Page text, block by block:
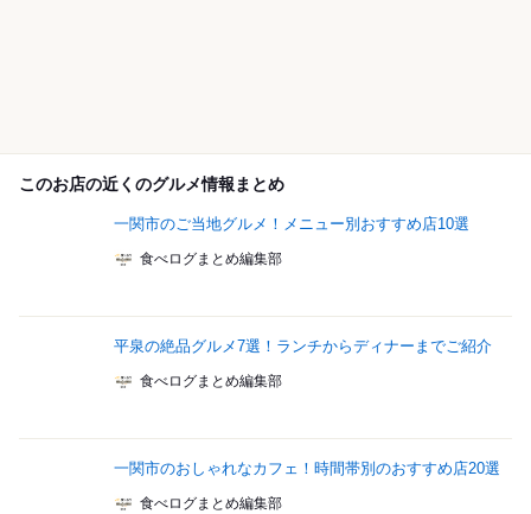
このお店の近くのグルメ情報まとめ
一関市のご当地グルメ！メニュー別おすすめ店10選
食べログまとめ編集部
平泉の絶品グルメ7選！ランチからディナーまでご紹介
食べログまとめ編集部
一関市のおしゃれなカフェ！時間帯別のおすすめ店20選
食べログまとめ編集部